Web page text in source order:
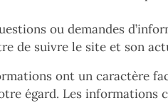
ou demandes
de suivre le site et son
ont un caractère
égard. Les informations